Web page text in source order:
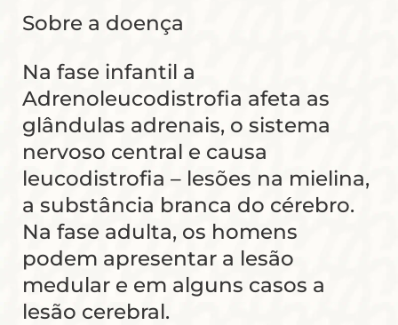
Sobre a doença
Na fase infantil a
Adrenoleucodistrofia afeta as
glândulas adrenais, o sistema
nervoso central e causa
leucodistrofia – lesões na mielina,
a substância branca do cérebro.
Na fase adulta, os homens
podem apresentar a lesão
medular e em alguns casos a
lesão cerebral.